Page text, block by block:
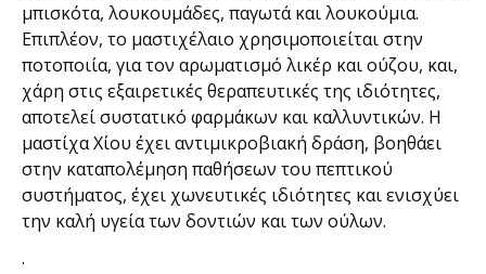
μπισκότα, λουκουμάδες, παγωτά και λουκούμια.
Επιπλέον, το μαστιχέλαιο χρησιμοποιείται στην
ποτοποιία, για τον αρωματισμό λικέρ και ούζου, και,
χάρη στις εξαιρετικές θεραπευτικές της ιδιότητες,
αποτελεί συστατικό φαρμάκων και καλλυντικών. Η
μαστίχα Χίου έχει αντιμικροβιακή δράση, βοηθάει
στην καταπολέμηση παθήσεων του πεπτικού
συστήματος, έχει χωνευτικές ιδιότητες και ενισχύει
την καλή υγεία των δοντιών και των ούλων.
.